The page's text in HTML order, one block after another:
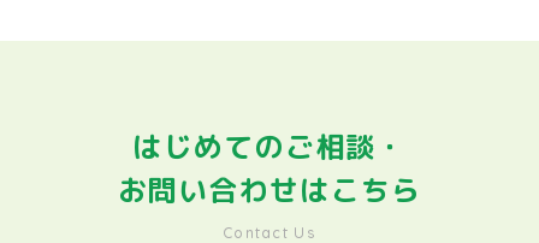
はじめてのご相談・
お問い合わせはこちら
Contact Us